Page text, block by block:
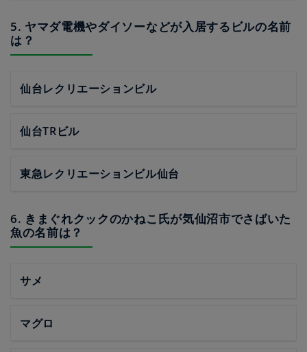
5. ヤマダ電機やダイソーなどが入居するビルの名前
は？
仙台レクリエーションビル
仙台TRビル
東急レクリエーションビル仙台
6. きまぐれクックのかねこ氏が気仙沼市でさばいた
魚の名前は？
サメ
マグロ